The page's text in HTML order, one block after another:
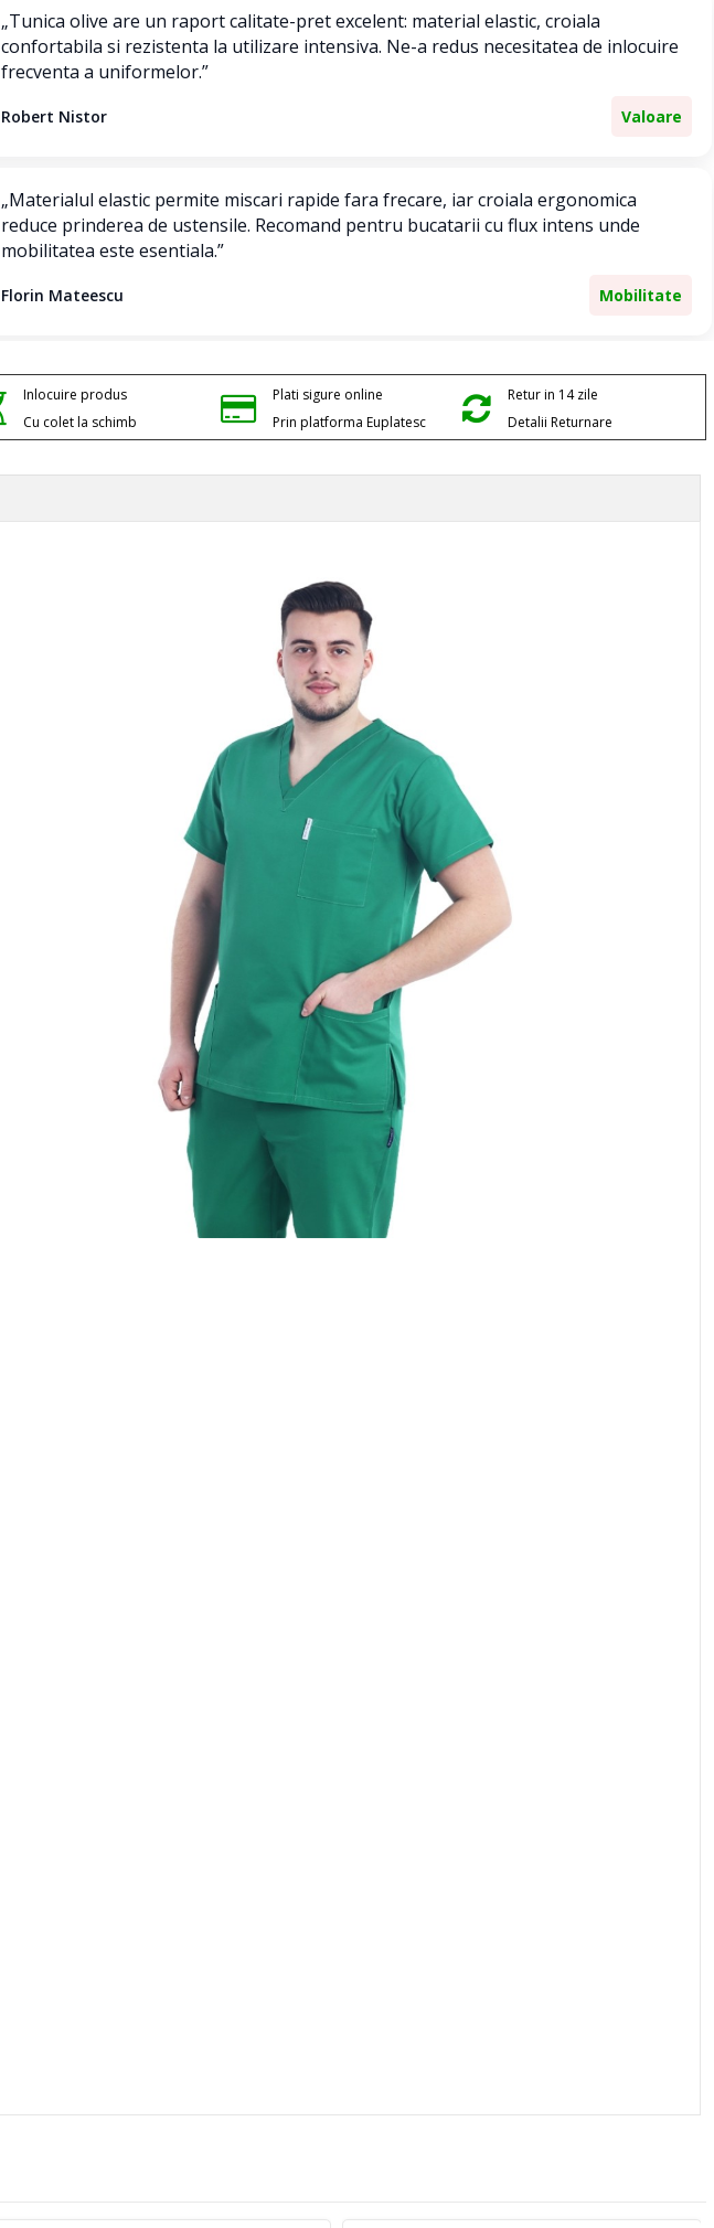
„Tunica olive are un raport calitate-pret excelent: material elastic, croiala
confortabila si rezistenta la utilizare intensiva. Ne-a redus necesitatea de inlocuire
frecventa a uniformelor.”
Robert Nistor Valoare
„Materialul elastic permite miscari rapide fara frecare, iar croiala ergonomica
reduce prinderea de ustensile. Recomand pentru bucatarii cu flux intens unde
mobilitatea este esentiala.”
Florin Mateescu Mobilitate
Inlocuire produs
Cu colet la schimb
Plati sigure online
Prin platforma Euplatesc
Retur in 14 zile
Detalii Returnare